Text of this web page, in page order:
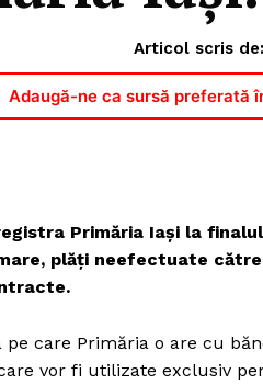
Articol scris de:
Adaugă-ne ca sursă preferată
Primăria Iaşi la
plăţi neefectuate
care Primăria o are cu
vor fi utilizate exclusiv